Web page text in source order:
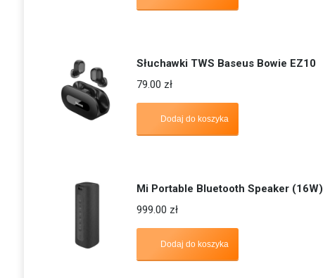
Słuchawki TWS Baseus Bowie EZ10
79.00 zł
Dodaj do koszyka
Mi Portable Bluetooth Speaker (16W)
999.00 zł
Dodaj do koszyka